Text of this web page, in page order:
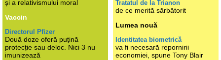
și a relativismului moral
Vaccin
Directorul Pfizer
Două doze oferă puțină
protecție sau deloc. Nici 3 nu
imunizează
Tratatul de la Trianon
de ce merită sărbătorit
Lumea nouă
Identitatea biometrică
va fi necesară repornirii
economiei, spune Tony Blair